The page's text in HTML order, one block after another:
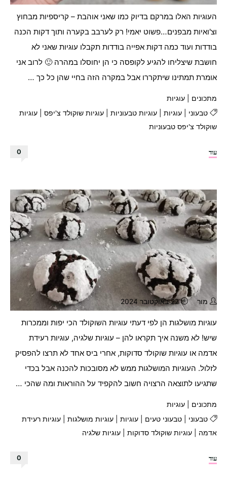
העוגיות האלו במרקם בדיוק כמו שאני אוהבת – קריספיות מבחוץ
וצ'ואיות מבפנים…פשוט יאמי! רק לערבב בקערה ותוך דקות הכנה
בודדות ועוד כמה דקות אפייה בודדות תקבלו עוגיות שאני לא
חושבת שיצליחו להגיע לקופסה כי הן יחוסלו במהרה 🙂 לרוב אני
אומרת תמתינו שיתקררו אבל במקרה הזה בחיי שהן כל כך …
מתכונים
עוגיות
טבעוני
עוגיות| עוגיות טבעוניות| עוגיות שוקולד צ'יפס| עוגיות
שוקולד צ'יפס טבעוניות
עוד"עוגיות
הכי
טעימות! "
0
מור 22 באוקטובר 2024
עוגיות מושלגות הן לפי דעתי עוגיות השוקולד הכי יפות וממכרות
שיש! לא משנה איך תקראו להן – עוגיות שלגיה, עוגיות רעידת
אדמה או עוגיות שוקולד סדוקות, אחרי ביס אחד לא תרצו להפסיק
לזלול. העוגיות המושלגות ממש לא מסובכות להכנה אבל בכדי
שתגיעו לתוצאה הרצויה חשוב להקפיד על ההוראות ומה שהכי …
מתכונים
עוגיות
טבעוני
טבעוני טעים עוגיות| עוגיות מושלגות| עוגיות רעידת
אדמה |עוגיות שוקולד סדוקות |עוגיות שלגיה
עוד"עוגיות
0